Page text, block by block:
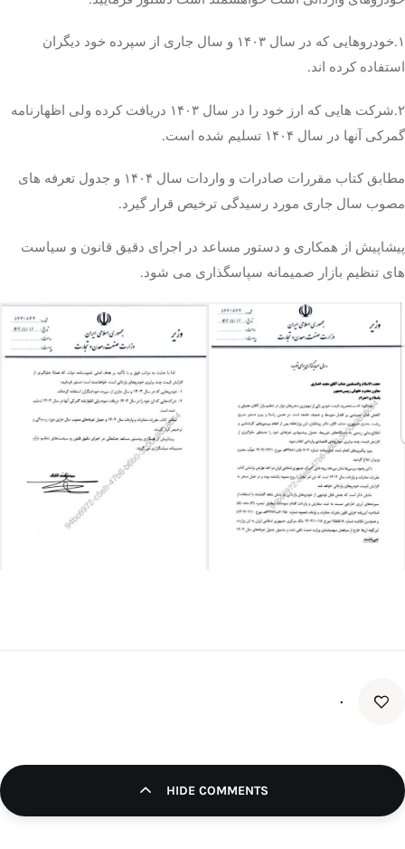
۱.خودروهایی که در سال ۱۴۰۳ و سال جاری از سپرده خود دیگران
استفاده کرده اند.
۲.شرکت هایی که ارز خود را در سال ۱۴۰۳ دریافت کرده ولی اظهارنامه
گمرکی آنها در سال ۱۴۰۴ تسلیم شده است.
مطابق کتاب مقررات صادرات و واردات سال ۱۴۰۴ و جدول تعرفه های
مصوب سال جاری مورد رسیدگی ترخیص قرار گیرد.
پیشاپیش از همکاری و دستور مساعد در اجرای دقیق قانون و سیاست
های تنظیم بازار صمیمانه سپاسگذاری می شود.
۰
HIDE COMMENTS